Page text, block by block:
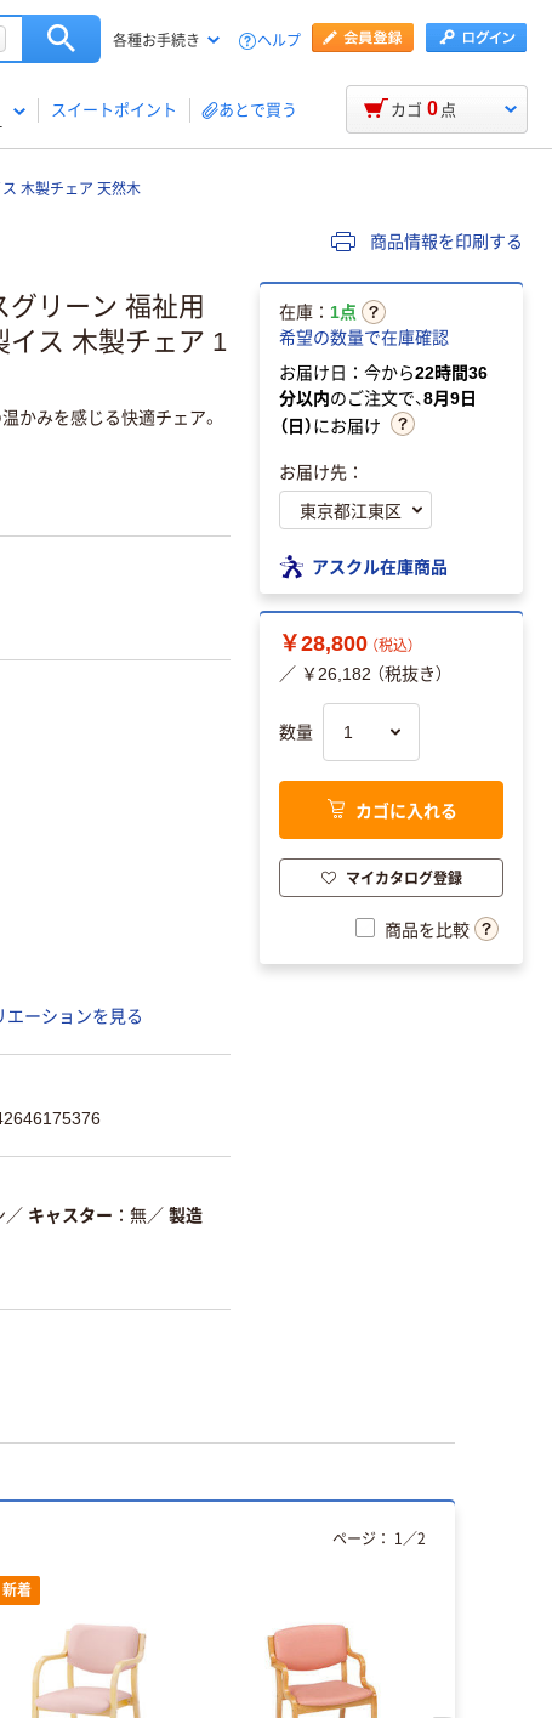
各種お手続き ヘルプ
スイートポイント あとで買う カゴ 0 点
木製チェア 天然木
商品情報を印刷する
リーン 福祉用
イス 木製チェア 1
かみを感じる快適チェア。
エーションを見る
／ キャスター 無／ 製造
在庫： 1点
希望の数量で在庫確認
お届け日：今から22時間36
分以内のご注文で、8月9日
（日）にお届け
お届け先：
アスクル在庫商品
￥28,800 （税込）
／ ￥26,182 （税抜き）
数量
カゴに入れる
マイカタログ登録
商品を比較
新着
ページ： 1 ／2